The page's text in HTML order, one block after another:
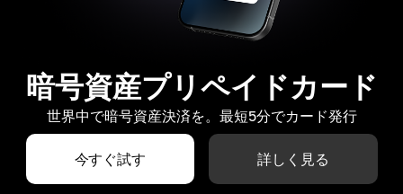
暗号資産プリペイドカード
世界中で暗号資産決済を。最短5分でカード発行
今すぐ試す 詳しく見る